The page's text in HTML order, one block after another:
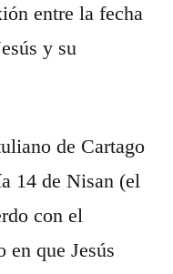
entre la fecha
y su
de Cartago
14 de Nisan (el
con el
en que Jesús